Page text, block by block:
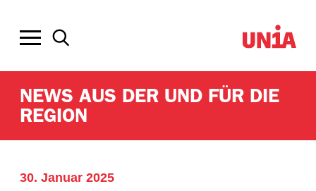
NEWS AUS DER UND FÜR DIE
REGION
30. Januar 2025